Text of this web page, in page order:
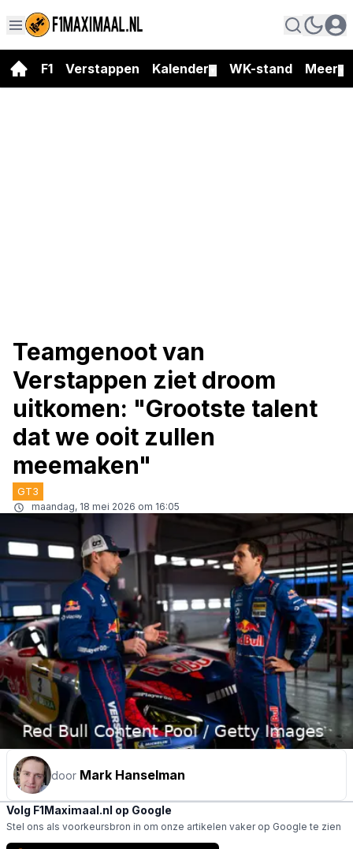
F1 Verstappen Kalender WK-stand Meer
Teamgenoot van
Verstappen ziet droom
uitkomen: "Grootste talent
dat we ooit zullen
meemaken"
GT3
maandag, 18 mei 2026 om 16:05
door Mark Hanselman
Volg F1Maximaal.nl op Google
Stel ons als voorkeursbron in om onze artikelen vaker op Google te zien